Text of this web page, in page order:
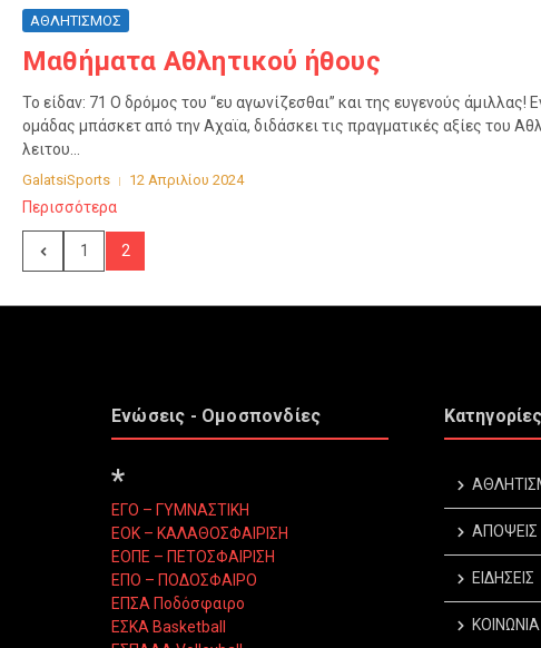
ΑΘΛΗΤΙΣΜΟΣ
Μαθήματα Αθλητικού ήθους
Το είδαν: 71 Ο δρόμος του “ευ αγωνίζεσθαι” και της ευγενούς άμιλλας!
ομάδας μπάσκετ από την Αχαϊα, διδάσκει τις πραγματικές αξίες του
λειτου...
GalatsiSports 12 Απριλίου 2024
Περισσότερα
1 2
Ενώσεις - Ομοσπονδίες
*
ΕΓΟ – ΓΥΜΝΑΣΤΙΚΗ
ΕΟΚ – ΚΑΛΑΘΟΣΦΑΙΡΙΣΗ
ΕΟΠΕ – ΠΕΤΟΣΦΑΙΡΙΣΗ
ΕΠΟ – ΠΟΔΟΣΦΑΙΡΟ
ΕΠΣΑ Ποδόσφαιρο
ΕΣΚΑ Basketball
Κατηγορίες
ΑΠΟΨΕΙΣ
ΕΙΔΗΣΕΙΣ
ΚΟΙΝΩΝΙΑ